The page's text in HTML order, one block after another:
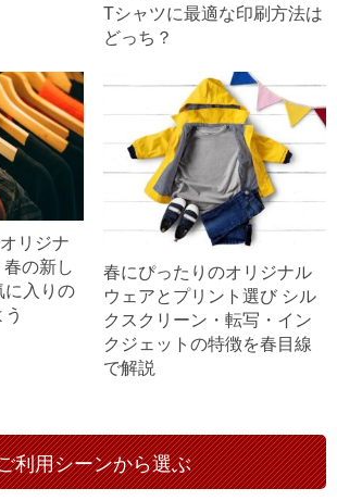
Tシャツに最適な印刷方法は
どっち？
リジナ
の新し
に入りの
春にぴったりのオリジナル
ウェアとプリント選び シル
クスクリーン・転写・イン
クジェットの特徴を春目線
で解説
利用シーンから選ぶ